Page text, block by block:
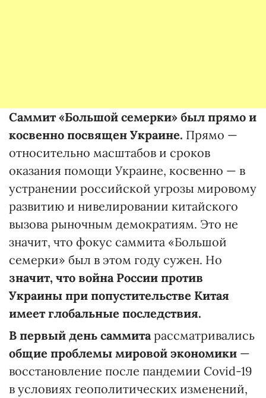
Саммит «Большой семерки» был прямо и
косвенно посвящен Украине. Прямо —
относительно масштабов и сроков
оказания помощи Украине, косвенно — в
устранении российской угрозы мировому
развитию и нивелировании китайского
вызова рыночным демократиям. Это не
значит, что фокус саммита «Большой
семерки» был в этом году сужен. Но
значит, что война России против
Украины при попустительстве Китая
имеет глобальные последствия.
В первый день саммита рассматривались
общие проблемы мировой экономики —
восстановление после пандемии Covid-19
в условиях геополитических изменений,